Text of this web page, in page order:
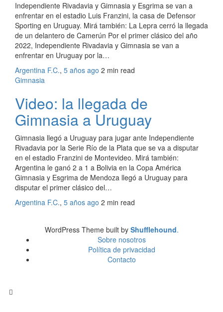
Independiente Rivadavia y Gimnasia y Esgrima se van a
enfrentar en el estadio Luis Franzini, la casa de Defensor
Sporting en Uruguay. Mirá también: La Lepra cerró la llegada
de un delantero de Camerún Por el primer clásico del año
2022, Independiente Rivadavia y Gimnasia se van a
enfrentar en Uruguay por la…
Argentina F.C., 5 años ago 2 min read
Gimnasia
Video: la llegada de
Gimnasia a Uruguay
Gimnasia llegó a Uruguay para jugar ante Independiente
Rivadavia por la Serie Río de la Plata que se va a disputar
en el estadio Franzini de Montevideo. Mirá también:
Argentina le ganó 2 a 1 a Bolivia en la Copa América
Gimnasia y Esgrima de Mendoza llegó a Uruguay para
disputar el primer clásico del…
Argentina F.C., 5 años ago 2 min read
WordPress Theme built by Shufflehound.
Sobre nosotros
Política de privacidad
Contacto